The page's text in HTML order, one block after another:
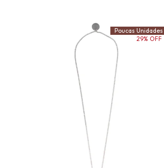
Poucas Unidades
29% OFF